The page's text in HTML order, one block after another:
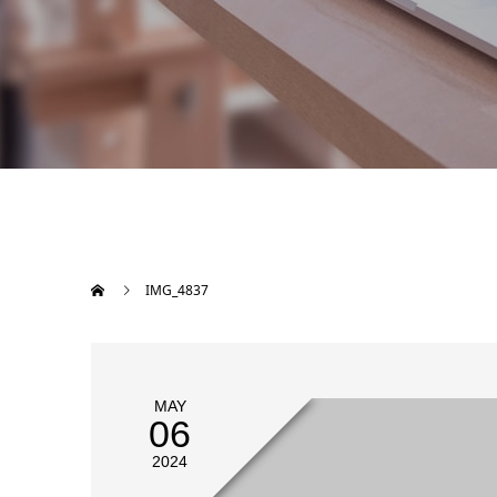
IMG_4837
MAY
06
2024